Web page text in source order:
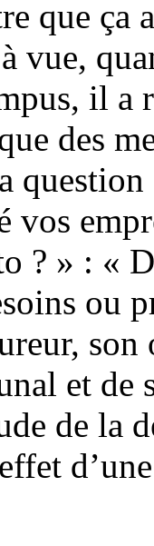
que ça
vue,
il
des
vos
? » : «
ou
et
de la